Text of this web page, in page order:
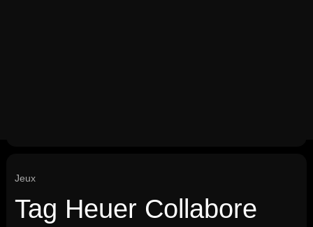
Jeux
Tag Heuer Collabore